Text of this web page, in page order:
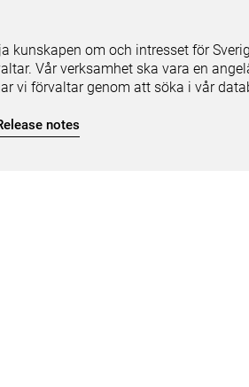
kunskapen om och intresset för
Vår verksamhet ska vara en
vi förvaltar genom att söka i vår
notes